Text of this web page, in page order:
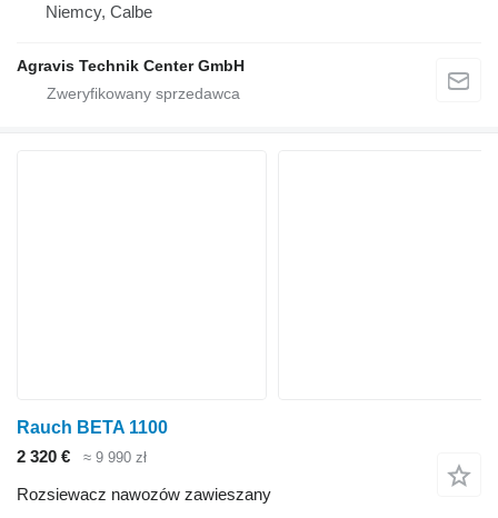
Niemcy, Calbe
Agravis Technik Center GmbH
Rauch BETA 1100
2 320 €
≈ 9 990 zł
Rozsiewacz nawozów zawieszany